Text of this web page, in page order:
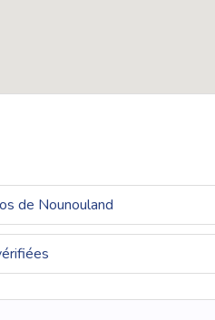
de Nounouland